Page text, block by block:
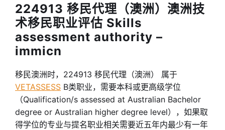
224913 移民代理（澳洲）澳洲技
术移民职业评估 Skills
assessment authority –
immicn
移民澳洲时，224913 移民代理（澳洲） 属于
VETASSESS B类职业，需要本科或更高级学位
（Qualification/s assessed at Australian Bachelor
degree or Australian higher degree level），如果取
得学位的专业与提名职业相关需要近五年内最少有一年